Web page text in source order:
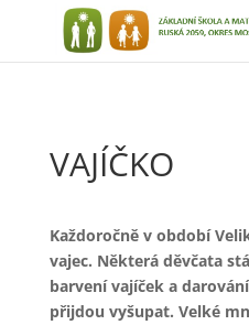
VAJÍČKO
Každoročně v období
vajec. Některá děvčata
barvení vajíček a
přijdou vyšupat. Velké